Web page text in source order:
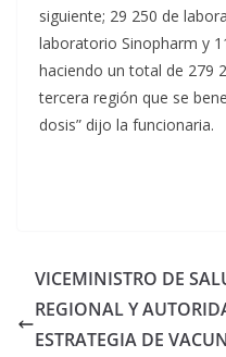
siguiente; 29 250 de
laboratorio Sinopharm y
haciendo un total de 279
tercera región que se
dosis” dijo la funcionaria.
VICEMINISTRO DE
REGIONAL Y
ESTRATEGIA DE